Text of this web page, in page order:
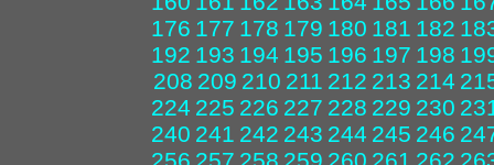
176 177 178 179 180 181 182
192 193 194 195 196 197 198
208 209 210 211 212 213 214
224 225 226 227 228 229 230
240 241 242 243 244 245 246